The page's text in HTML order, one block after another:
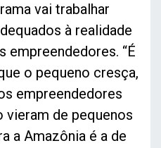
vai trabalhar
à realidade
empreendedores. “É
o pequeno cresça,
empreendedores
vieram de pequenos
a Amazônia é a de